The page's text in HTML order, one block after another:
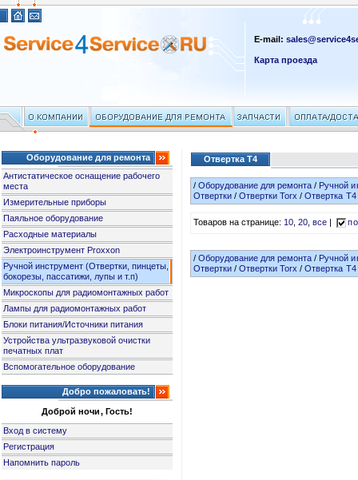
E-mail:
Карта проезда
Оборудование для ремонта
Антистатическое оснащение рабочего
места
Измерительные приборы
Паяльное оборудование
Расходные материалы
Электроинструмент Proxxon
Ручной инструмент (Отвертки, пинцеты,
бокорезы, пассатижи, лупы и т.п)
Микроскопы для радиомонтажных работ
Лампы для радиомонтажных работ
Блоки питания/Источники питания
Устройства ультразвуковой очистки
печатных плат
Вспомогательное оборудование
Добро пожаловать!
Доброй ночи, Гость!
Вход в систему
Регистрация
Напомнить пароль
Отвертка T4
/Оборудование для ремонта / Ручной
Отвертки /Отвертки Torx /Отвертка T4
Товаров на странице:10,20,все
/Оборудование для ремонта / Ручной
Отвертки /Отвертки Torx /Отвертка T4